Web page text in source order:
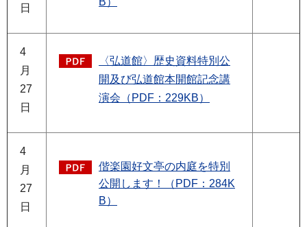
日
4
月
27
日
〈弘道館〉歴史資料特別公
開及び弘道館本開館記念講
演会（PDF：229KB）
4
月
27
日
偕楽園好文亭の内庭を特別
公開します！（PDF：284K
B）